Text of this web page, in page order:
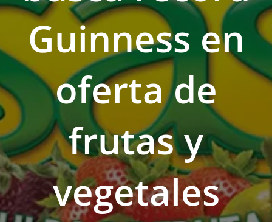
Guinness en
oferta de
frutas y
vegetales